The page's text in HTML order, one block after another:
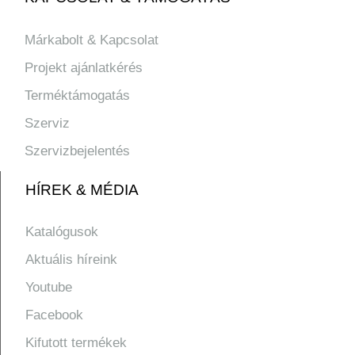
Márkabolt & Kapcsolat
Projekt ajánlatkérés
Terméktámogatás
Szerviz
Szervizbejelentés
HÍREK & MÉDIA
Katalógusok
Aktuális híreink
Youtube
Facebook
Kifutott termékek